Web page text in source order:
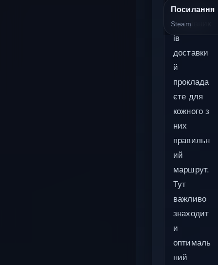
командою
працівник
ів
доставки
й
проклада
єте для
кожного з
них
правильн
ий
маршрут.
Тут
важливо
знаходит
и
оптималь
ний
Посилання
Steam